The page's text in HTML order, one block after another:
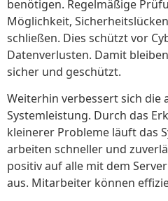
benötigen. Regelmäßige
Möglichkeit,
schließen. Dies schützt vor
Datenverlusten. Damit
sicher und geschützt.
Weiterhin verbessert sich die
Systemleistung. Durch das
kleinerer Probleme läuft das
arbeiten schneller und
positiv auf alle mit dem
aus. Mitarbeiter können